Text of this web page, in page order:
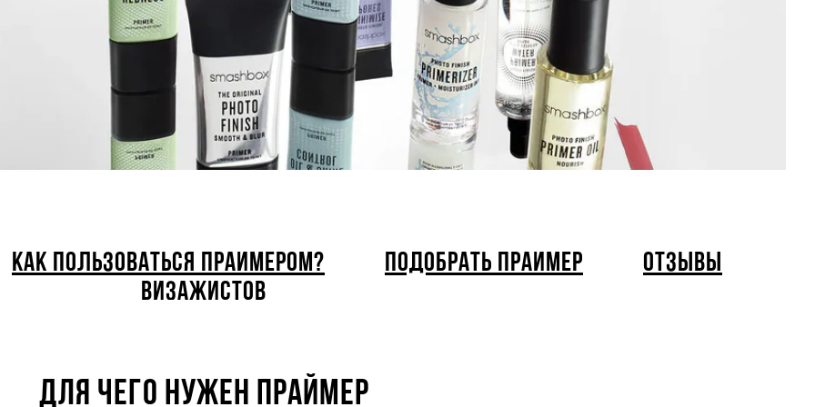
КАК ПОЛЬЗОВАТЬСЯ ПРАЙМЕРОМ? ПОДОБРАТЬ ПРАЙМЕР
ОТЗЫВЫ
ВИЗАЖИСТОВ
ДЛЯ ЧЕГО НУЖЕН ПРАЙМЕР